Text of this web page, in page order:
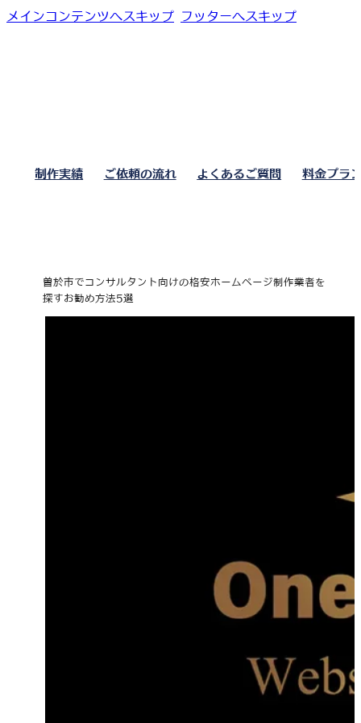
メインコンテンツへスキップ フッターへスキップ
制作実績 ご依頼の流れ よくあるご質問 料金プラ
曽於市でコンサルタント向けの格安ホームページ制作業者を
探すお勧め方法5選